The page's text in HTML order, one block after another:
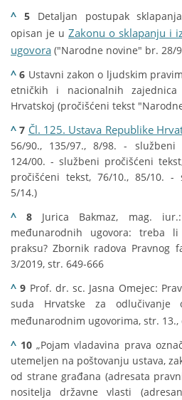
^ 5Detaljan postupak
opisan je u Zakonu o sklapanju i
ugovora ("Narodne novine" br. 28/
^6 Ustavni zakon o ljudskim
etničkih i nacionalnih
Hrvatskoj (pročišćeni tekst
^7 Čl. 125. Ustava Republike
56/90., 135/97., 8/98. - službeni
124/00. - službeni pročišćeni
pročišćeni tekst, 76/10., 85/10. -
5/14.)
^8 Jurica Bakmaz, mag.
međunarodnih ugovora: treba
praksu? Zbornik radova Pravnog
3/2019, str. 649-666
^9 Prof. dr. sc. Jasna Omejec:
suda Hrvatske za odlučivanje
međunarodnim ugovorima, str.
^ 10 „Pojam vladavina prava
utemeljen na poštovanju ustava,
od strane građana (adresata
nositelja državne vlasti